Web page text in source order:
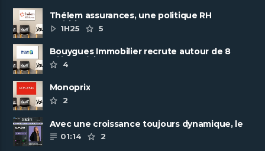
Thélem assurances, une politique RH
ambitieuse
1H25 5
Bouygues Immobilier recrute autour de 8
pôles métiers
4
Monoprix
2
Avec une croissance toujours dynamique, le
groupe Scalian continue de ......
01:14 2